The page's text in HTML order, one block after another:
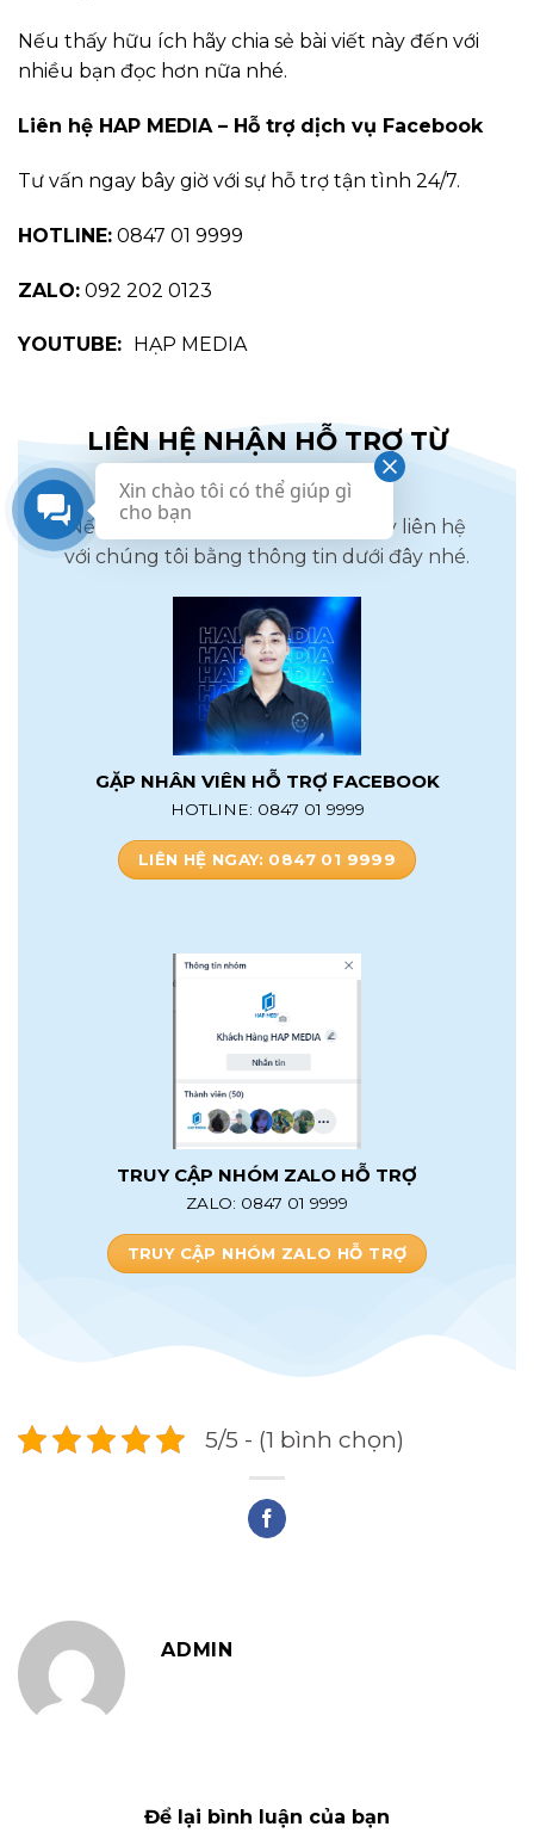
Nếu thấy hữu ích hãy chia sẻ bài viết này đến với
nhiều bạn đọc hơn nữa nhé.
Liên hệ HAP MEDIA – Hỗ trợ dịch vụ Facebook
Tư vấn ngay bây giờ với sự hỗ trợ tận tình 24/7.
HOTLINE: 0847 01 9999
ZALO: 092 202 0123
YOUTUBE: HẠP MEDIA
LIÊN HỆ NHẬN HỖ TRỢ TỪ
HAP MEDIA
Nếu bạn chúng tôi hỗ trợ bạn, hãy liên hệ
với chúng tôi bằng thông tin dưới đây nhé.
GẶP NHÂN VIÊN HỖ TRỢ FACEBOOK
HOTLINE: 0847 01 9999
LIÊN HỆ NGAY: 0847 01 9999
TRUY CẬP NHÓM ZALO HỖ TRỢ
ZALO: 0847 01 9999
TRUY CẬP NHÓM ZALO HỖ TRỢ
5/5 - (1 bình chọn)
ADMIN
Để lại bình luận của bạn
Xin chào tôi có thể giúp gì
cho bạn